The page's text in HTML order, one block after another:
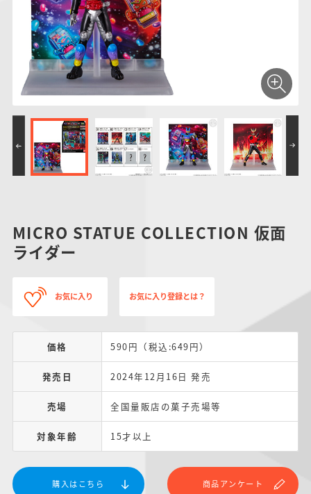
仮面ライダーシリー
ズ
PROJECT R.E.D.・
スーパー戦隊シリー
ガンダムシリーズ
ポケットモンスター
サンリオキャラクタ
ーズ
キャラパキ
つりグミ
にふぉるめーしょん
＆スクエアシール
SMPシリーズ キャラデコ
MICRO STATUE COLLECTION 仮面
ライダー
お気に入り お気に入り登録とは？
価格 590円（税込:649円）
発売日 2024年12月16日 発売
売場 全国量販店の菓子売場等
対象年齢 15才以上
購入はこちら 商品アンケート